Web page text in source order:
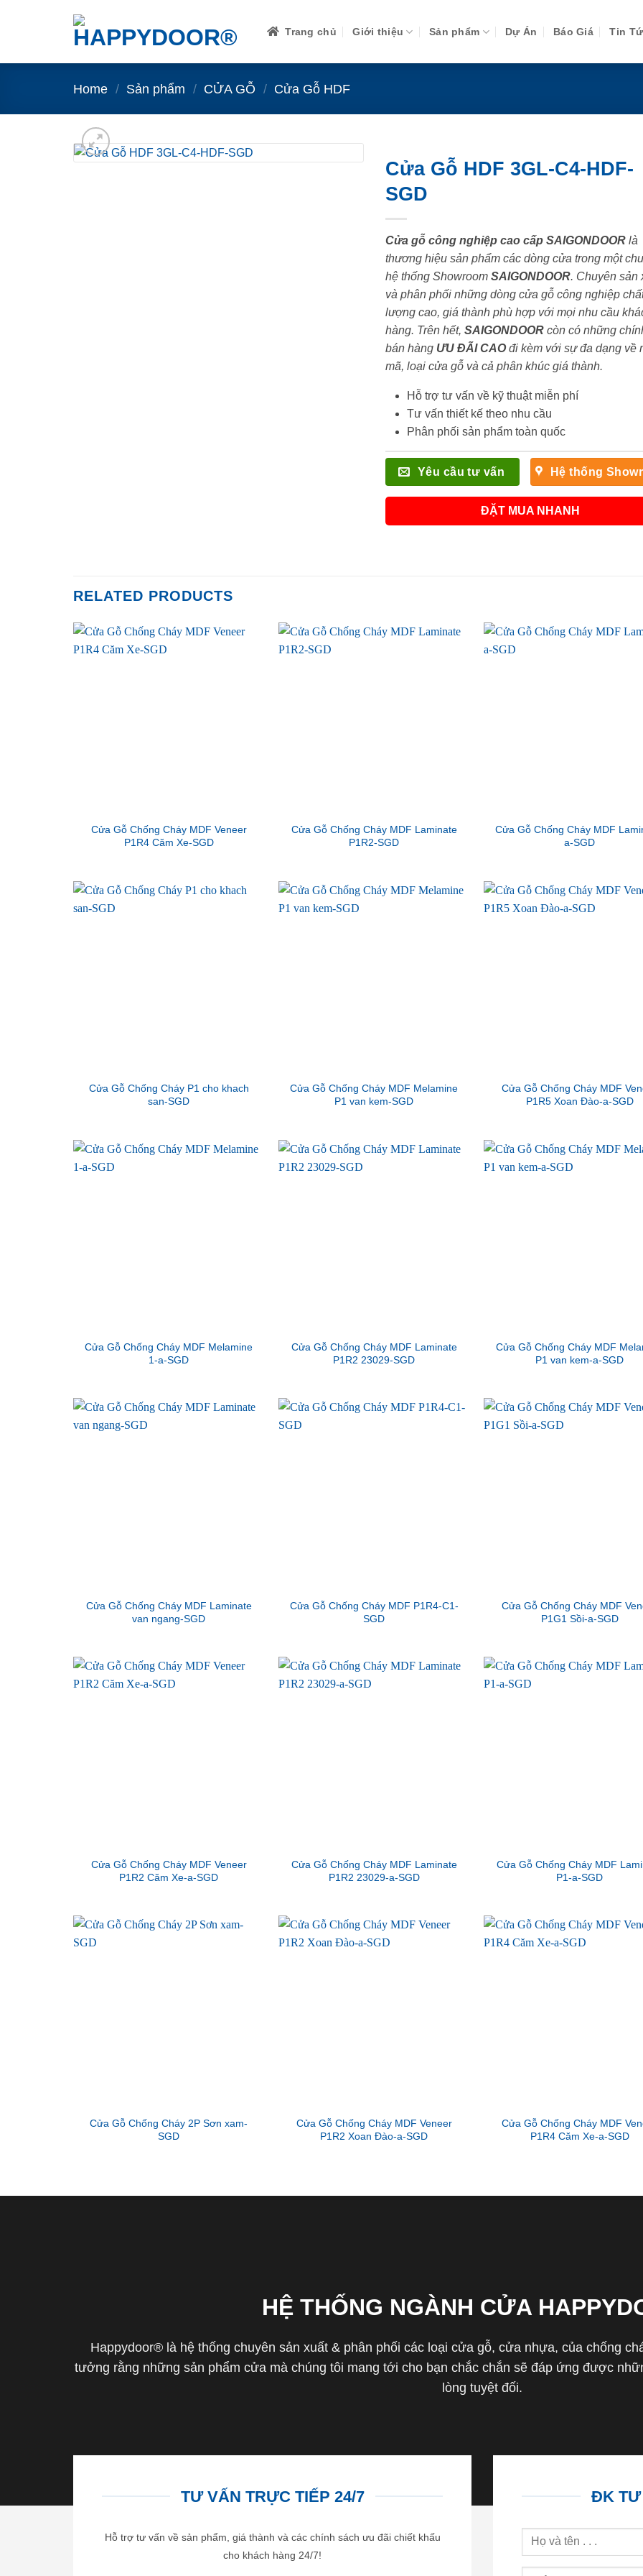
Trang chủ Giới thiệu Sản phẩm Dự Án Báo Giá Tin
Home / Sản phẩm / CỬA GỖ / Cửa Gỗ HDF
Cửa Gỗ HDF 3GL-C4-HDF-
SGD
Cửa gỗ công nghiệp cao cấp SAIGONDOORlà
thương hiệu sản phẩm các dòng cửa trong một
hệ thống Showroom SAIGONDOOR. Chuyên sản
và phân phối những dòng cửa gỗ công nghiệp
lượng cao, giá thành phù hợp với mọi nhu cầu
hàng. Trên hết, SAIGONDOORcòn có những
bán hàng ƯU ĐÃI CAOđi kèm với sự đa dạng về
mã, loại cửa gỗ và cả phân khúc giá thành.
Hỗ trợ tư vấn về kỹ thuật miễn phí
Tư vấn thiết kế theo nhu cầu
Phân phối sản phẩm toàn quốc
Yêu cầu tư vấn Hệ thống
ĐẶT MUA NHANH
RELATED PRODUCTS
Cửa Gỗ Chống Cháy MDF Veneer
P1R4 Căm Xe-SGD
Cửa Gỗ Chống Cháy MDF Laminate
P1R2-SGD
Cửa Gỗ Chống Cháy MDF
a-SGD
Cửa Gỗ Chống Cháy P1 cho khach
san-SGD
Cửa Gỗ Chống Cháy MDF Melamine
P1 van kem-SGD
Cửa Gỗ Chống Cháy MDF
P1R5 Xoan Đào-a-SGD
Cửa Gỗ Chống Cháy MDF Melamine
1-a-SGD
Cửa Gỗ Chống Cháy MDF Laminate
P1R2 23029-SGD
Cửa Gỗ Chống Cháy MDF
P1 van kem-a-SGD
Cửa Gỗ Chống Cháy MDF Laminate
van ngang-SGD
Cửa Gỗ Chống Cháy MDF P1R4-C1-
SGD
Cửa Gỗ Chống Cháy MDF
P1G1 Sồi-a-SGD
Cửa Gỗ Chống Cháy MDF Veneer
P1R2 Căm Xe-a-SGD
Cửa Gỗ Chống Cháy MDF Laminate
P1R2 23029-a-SGD
Cửa Gỗ Chống Cháy MDF
P1-a-SGD
Cửa Gỗ Chống Cháy 2P Sơn xam-
SGD
Cửa Gỗ Chống Cháy MDF Veneer
P1R2 Xoan Đào-a-SGD
Cửa Gỗ Chống Cháy MDF
P1R4 Căm Xe-a-SGD
HỆ THỐNG NGÀNH CỬA
Happydoor® là hệ thống chuyên sản xuất & phân phối các loại cửa gỗ, cửa nhựa, của chống
tưởng rằng những sản phẩm cửa mà chúng tôi mang tới cho bạn chắc chắn sẽ đáp ứng được
lòng tuyệt đối.
TƯ VẤN TRỰC TIẾP 24/7
Hỗ trợ tư vấn về sản phẩm, giá thành và các chính sách ưu đãi chiết khấu
cho khách hàng 24/7!
ĐK TƯ